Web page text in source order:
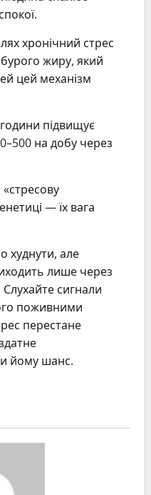
хронічний стрес
жиру, який
цей механізм
підвищує
на добу через
— їх вага
худнути, але
лише через
сигнали
поживними
перестане
йому шанс.